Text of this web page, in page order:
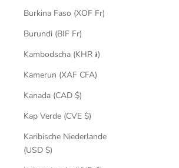
Burkina Faso (XOF Fr)
Burundi (BIF Fr)
Kambodscha (KHR ៛)
Kamerun (XAF CFA)
Kanada (CAD $)
Kap Verde (CVE $)
Karibische Niederlande
(USD $)